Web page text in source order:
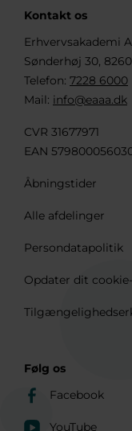
Kontakt os
Erhvervsakademi
Sønderhøj 30,
Telefon: 7228 6000
Mail: info@eaaa.dk
CVR 31677971
EAN
Åbningstider
Alle afdelinger
Persondatapolitik
Opdater dit
Følg os
Facebook
YouTube